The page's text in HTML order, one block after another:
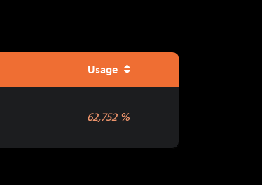
Usage
62,752%